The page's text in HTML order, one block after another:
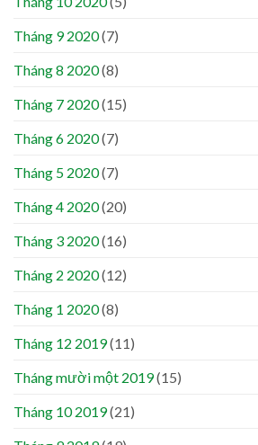
Tháng 9 2020(7)
Tháng 8 2020(8)
Tháng 7 2020(15)
Tháng 6 2020(7)
Tháng 5 2020(7)
Tháng 4 2020(20)
Tháng 3 2020(16)
Tháng 2 2020(12)
Tháng 1 2020(8)
Tháng 12 2019(11)
Tháng mười một 2019(15)
Tháng 10 2019(21)